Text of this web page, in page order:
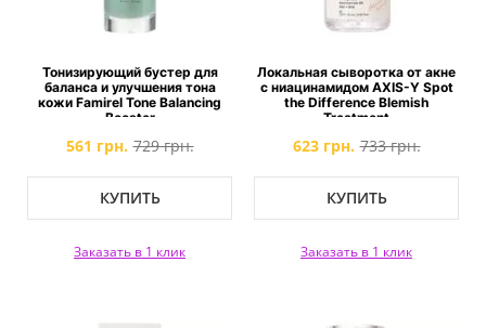
Тонизирующий бустер для
баланса и улучшения тона
кожи Famirel Tone Balancing
Booster
561 грн. 729 грн.
КУПИТЬ
Заказать в 1 клик
Локальная сыворотка от акне
с ниацинамидом AXIS-Y Spot
the Difference Blemish
Treatment
623 грн. 733 грн.
КУПИТЬ
Заказать в 1 клик